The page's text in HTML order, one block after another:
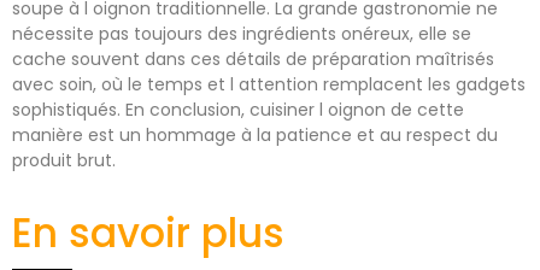
soupe à l oignon traditionnelle. La grande gastronomie ne
nécessite pas toujours des ingrédients onéreux, elle se
cache souvent dans ces détails de préparation maîtrisés
avec soin, où le temps et l attention remplacent les gadgets
sophistiqués. En conclusion, cuisiner l oignon de cette
manière est un hommage à la patience et au respect du
produit brut.
En savoir plus